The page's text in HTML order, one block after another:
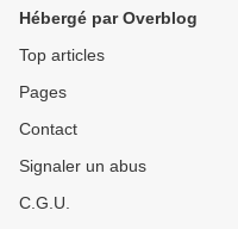
Hébergé par Overblog
Top articles
Pages
Contact
Signaler un abus
C.G.U.